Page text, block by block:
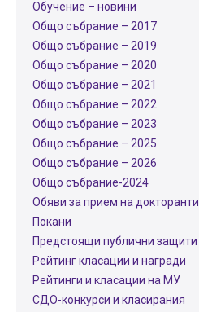
Обучение – новини
Общо събрание – 2017
Общо събрание – 2019
Общо събрание – 2020
Общо събрание – 2021
Общо събрание – 2022
Общо събрание – 2023
Общо събрание – 2025
Общо събрание – 2026
Общо събрание-2024
Обяви за прием на докторанти
Покани
Предстоящи публични защити
Рейтинг класации и награди
Рейтинги и класации на МУ
СДО-конкурси и класирания